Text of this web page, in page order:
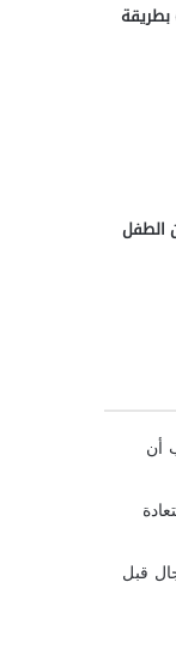
بطريقة
الطفل
أن
قبل